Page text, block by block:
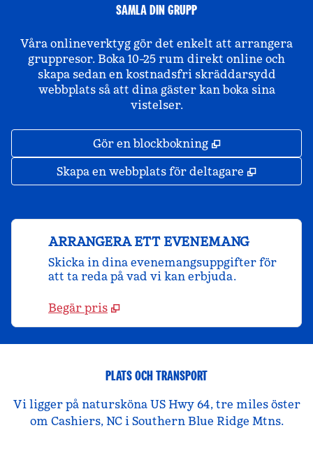
SAMLA DIN GRUPP
Våra onlineverktyg gör det enkelt att arrangera
gruppresor. Boka 10–25 rum direkt online och
skapa sedan en kostnadsfri skräddarsydd
webbplats så att dina gäster kan boka sina
vistelser.
Gör en blockbokning ,
Skapa en webbplats för deltagare ,
ARRANGERA ETT EVENEMANG
Skicka in dina evenemangsuppgifter för
att ta reda på vad vi kan erbjuda.
Begär pris
PLATS OCH TRANSPORT
Vi ligger på natursköna US Hwy 64, tre miles öster
om Cashiers, NC i Southern Blue Ridge Mtns.